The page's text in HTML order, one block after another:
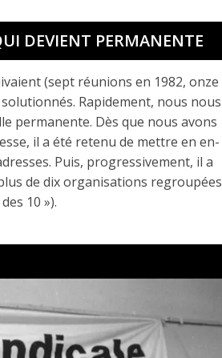
DEVIENT PERMANENTE
(sept réunions en 1982, onze
Rapidement, nous nous
permanente. Dès que nous avons
il a été retenu de mettre en en-
Puis, progressivement, il a
de dix organisations regroupées
10 »).